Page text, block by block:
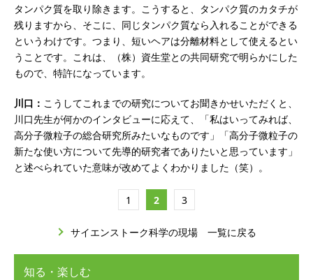
タンパク質を取り除きます。こうすると、タンパク質のカタチが
残りますから、そこに、同じタンパク質なら入れることができる
というわけです。つまり、短いヘアは分離材料として使えるとい
うことです。これは、（株）資生堂との共同研究で明らかにした
もので、特許になっています。
川口： こうしてこれまでの研究についてお聞きかせいただくと、
川口先生が何かのインタビューに応えて、「私はいってみれば、
高分子微粒子の総合研究所みたいなものです」「高分子微粒子の
新たな使い方について先導的研究者でありたいと思っています」
と述べられていた意味が改めてよくわかりました（笑）。
1 2 3
サイエンストーク科学の現場 一覧に戻る
知る・楽しむ